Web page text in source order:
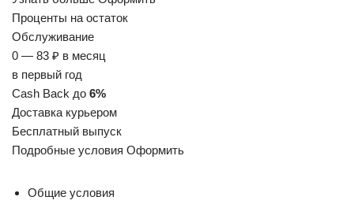
Проценты на остаток
Обслуживание
0 — 83 ₽ в месяц
в первый год
Cash Back до 6%
Доставка курьером
Бесплатный выпуск
Подробные условия Оформить
Общие условия